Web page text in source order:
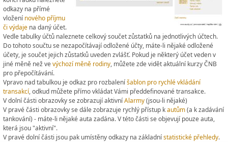
odkazy na přímé
vložení nového příjmu
či výdaje na daný účet.
Vedle tabulky účtů naleznete celkový součet zůstatků na jednotlivých účtech.
Do tohoto součtu se nezapočítávají odložené účty, máte-li nějaké odložené
účety, je součet jejich zůstatků uveden zvlášť. Pokud je některý účet veden v
jiné měně než vevýchozí měně rodiny, můžete zde vidět aktuální kurzy ČNB
pro přepočítávání.
Vpravo nad tabulkou je odkaz pro rozbaleníšablon pro rychlé vkládání
transakcí, odkud můžete přímo vkládat Vámi předdefinované transakce.
V dolní části obrazovky se zobrazují aktivníAlarmy(jsou-li nějaké)
V pravé části obrazovky se dále zobrazuje rychlý přístup kautům(a k zadávání
tankování) - máte-li nějaké auta zadána. V této části se objevují pouze auta,
která jsou "aktivní".
V pravé dolní části jsou pak umístěny odkazy na základnístatistické přehledy.